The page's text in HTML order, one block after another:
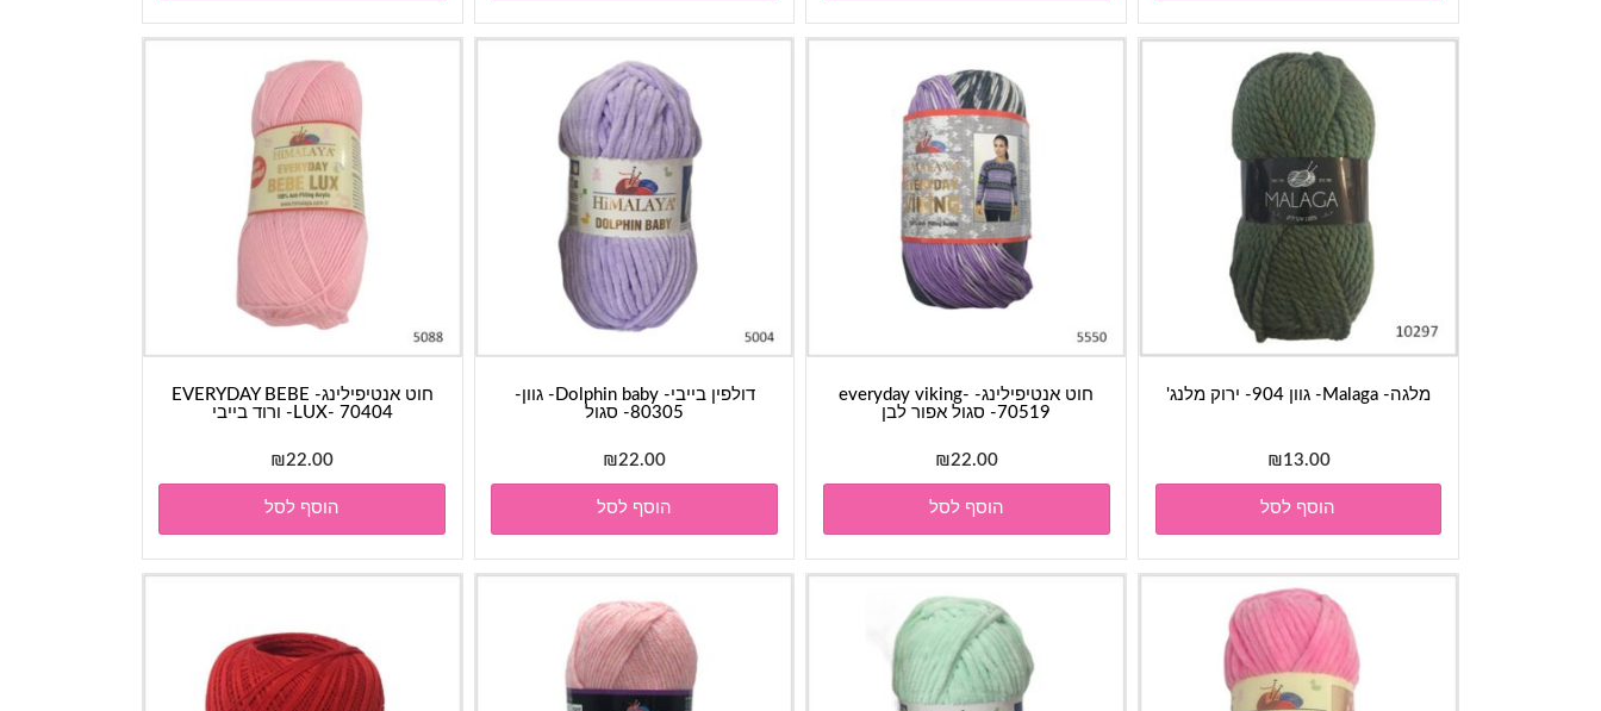
חוט אנטיפילינג- EVERYDAY BEBE
LUX- 70404- ורוד בייבי
₪22.00
הוסף לסל
דולפין בייבי- Dolphin baby- גוון-
80305- סגול
₪22.00
הוסף לסל
חוט אנטיפילינג- everyday viking-
70519- סגול אפור לבן
₪22.00
הוסף לסל
מלגה- Malaga- גוון 904- ירוק מלנג'
₪13.00
הוסף לסל